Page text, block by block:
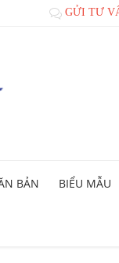
 GỬI TƯ
BẢN BIỂU MẪU